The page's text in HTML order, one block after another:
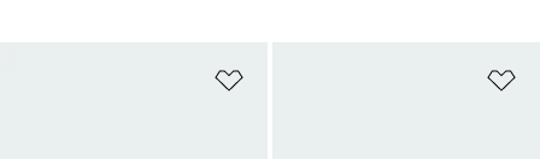
Ajouter à la Liste de produits